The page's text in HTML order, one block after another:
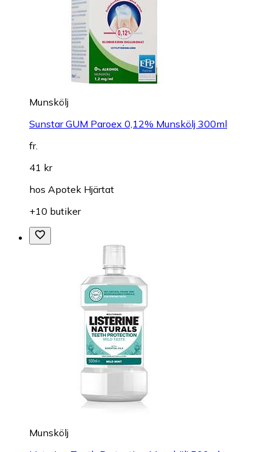
Munskölj
Sunstar GUM Paroex 0,12% Munskölj 300ml
fr.
41 kr
hos Apotek Hjärtat
+10 butiker
Munskölj